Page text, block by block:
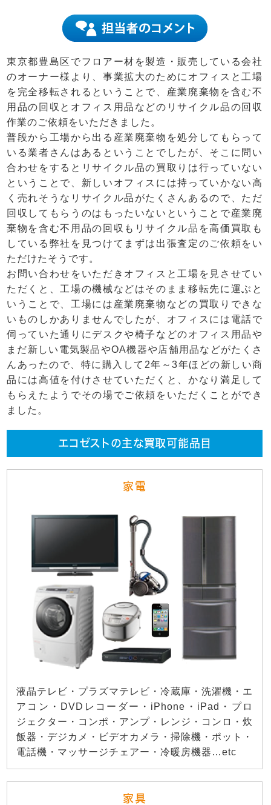
東京都豊島区でフロアー材を製造・販売している会社
のオーナー様より、事業拡大のためにオフィスと工場
を完全移転されるということで、産業廃棄物を含む不
用品の回収とオフィス用品などのリサイクル品の回収
作業のご依頼をいただきました。
普段から工場から出る産業廃棄物を処分してもらって
いる業者さんはあるということでしたが、そこに問い
合わせをするとリサイクル品の買取りは行っていない
ということで、新しいオフィスには持っていかない高
く売れそうなリサイクル品がたくさんあるので、ただ
回収してもらうのはもったいないということで産業廃
棄物を含む不用品の回収もリサイクル品を高価買取も
している弊社を見つけてまずは出張査定のご依頼をい
ただけたそうです。
お問い合わせをいただきオフィスと工場を見させてい
ただくと、工場の機械などはそのまま移転先に運ぶと
いうことで、工場には産業廃棄物などの買取りできな
いものしかありませんでしたが、オフィスには電話で
伺っていた通りにデスクや椅子などのオフィス用品や
まだ新しい電気製品やOA機器や店舗用品などがたくさ
んあったので、特に購入して2年～3年ほどの新しい商
品には高値を付けさせていただくと、かなり満足して
もらえたようでその場でご依頼をいただくことができ
ました。
エコゼストの主な買取可能品目
家電
液晶テレビ・プラズマテレビ・冷蔵庫・洗濯機・エ
アコン・DVDレコーダー・iPhone・iPad・プロ
ジェクター・コンポ・アンプ・レンジ・コンロ・炊
飯器・デジカメ・ビデオカメラ・掃除機・ポット・
電話機・マッサージチェアー・冷暖房機器…etc
家具